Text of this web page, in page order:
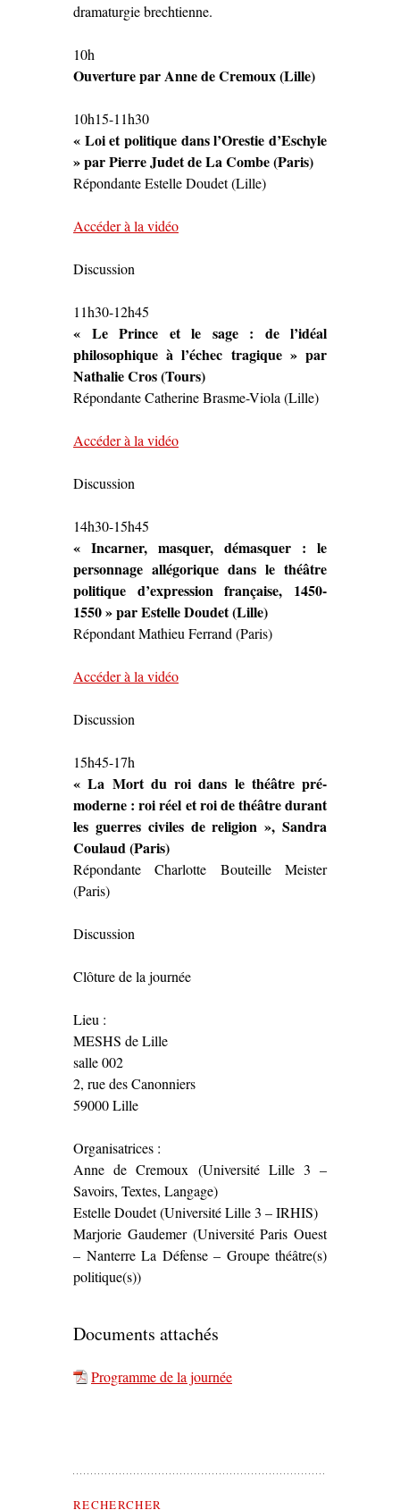
dramaturgie brechtienne.
10h
Ouverture par Anne de Cremoux (Lille)
10h15-11h30
« Loi et politique dans l’Orestie d’Eschyle
» par Pierre Judet de La Combe (Paris)
Répondante Estelle Doudet (Lille)
Accéder à la vidéo
Discussion
11h30-12h45
« Le Prince et le sage : de l’idéal
philosophique à l’échec tragique » par
Nathalie Cros (Tours)
Répondante Catherine Brasme-Viola (Lille)
Accéder à la vidéo
Discussion
14h30-15h45
« Incarner, masquer, démasquer : le
personnage allégorique dans le théâtre
politique d’expression française, 1450-
1550 » par Estelle Doudet (Lille)
Répondant Mathieu Ferrand (Paris)
Accéder à la vidéo
Discussion
15h45-17h
« La Mort du roi dans le théâtre pré-
moderne : roi réel et roi de théâtre durant
les guerres civiles de religion », Sandra
Coulaud (Paris)
Répondante Charlotte Bouteille Meister
(Paris)
Discussion
Clôture de la journée
Lieu :
MESHS de Lille
salle 002
2, rue des Canonniers
59000 Lille
Organisatrices :
Anne de Cremoux (Université Lille 3 –
Savoirs, Textes, Langage)
Estelle Doudet (Université Lille 3 – IRHIS)
Marjorie Gaudemer (Université Paris Ouest
– Nanterre La Défense – Groupe théâtre(s)
politique(s))
Documents attachés
Programme de la journée
Rechercher Théâtre(s) Politique(s)
RECHERCHER